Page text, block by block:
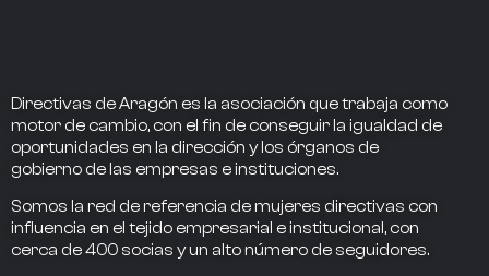
Directivas de Aragón es la asociación que trabaja como
motor de cambio, con el fin de conseguir la igualdad de
oportunidades en la dirección y los órganos de
gobierno de las empresas e instituciones.
Somos la red de referencia de mujeres directivas con
influencia en el tejido empresarial e institucional, con
cerca de400 socias y un alto número de seguidores.